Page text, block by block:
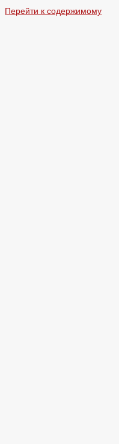
Перейти к содержимому